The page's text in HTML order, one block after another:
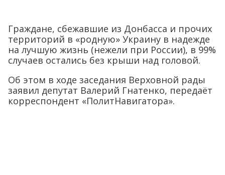
Граждане, сбежавшие из Донбасса и прочих
территорий в «родную» Украину в надежде
на лучшую жизнь (нежели при России), в 99%
случаев остались без крыши над головой.
Об этом в ходе заседания Верховной рады
заявил депутат Валерий Гнатенко, передаёт
корреспондент «ПолитНавигатора».